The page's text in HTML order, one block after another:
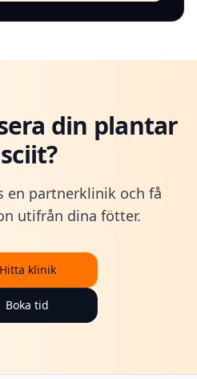
din plantar
en partnerklinik och få
utifrån dina fötter.
Hitta klinik
Boka tid